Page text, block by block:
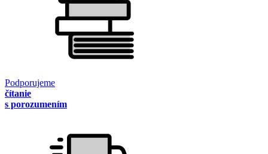
Podporujeme
čítanie
s porozumením